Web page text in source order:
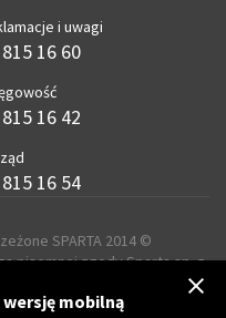
i uwagi
16 60
16 42
16 54
SPARTA 2014 ©
pisemnej zgody Sparta sp. z
realizacja
wersję mobilną